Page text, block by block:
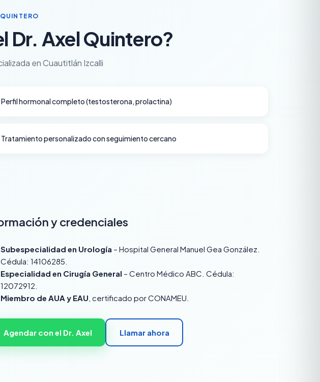
Dr. Axel Quintero?
en Cuautitlán Izcalli
Perfil hormonal completo (testosterona, prolactina)
Tratamiento personalizado con seguimiento cercano
y credenciales
Subespecialidad en Urología – Hospital General Manuel Gea González.
Cédula: 14106285.
Especialidad en Cirugía General – Centro Médico ABC. Cédula:
12072912.
Miembro de AUA y EAU , certificado por CONAMEU.
Agendar con el Dr. Axel Llamar ahora